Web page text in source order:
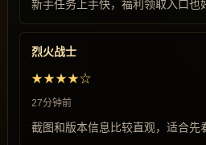
新手任务上手快，福利领取入口也
烈火战士
★★★★☆
27分钟前
截图和版本信息比较直观，适合先